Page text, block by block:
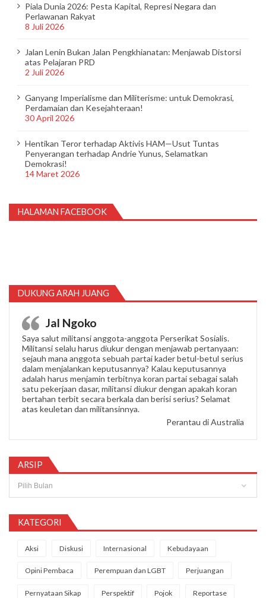
Piala Dunia 2026: Pesta Kapital, Represi Negara dan
Perlawanan Rakyat
8 Juli 2026
Jalan Lenin Bukan Jalan Pengkhianatan: Menjawab Distorsi
atas Pelajaran PRD
2 Juli 2026
Ganyang Imperialisme dan Militerisme: untuk Demokrasi,
Perdamaian dan Kesejahteraan!
30 April 2026
Hentikan Teror terhadap Aktivis HAM—Usut Tuntas
Penyerangan terhadap Andrie Yunus, Selamatkan
Demokrasi!
14 Maret 2026
HALAMAN FACEBOOK
DUKUNG ARAH JUANG
Jal Ngoko
Saya salut militansi anggota-anggota Perserikat Sosialis.
Militansi selalu harus diukur dengan menjawab pertanyaan:
sejauh mana anggota sebuah partai kader betul-betul serius
dalam menjalankan keputusannya? Kalau keputusannya
adalah harus menjamin terbitnya koran partai sebagai salah
satu pekerjaan dasar, militansi diukur dengan apakah koran
bertahan terbit secara berkala dan berisi serius? Selamat
atas keuletan dan militansinnya.
Perantau di Australia
ARSIP
KATEGORI
Aksi Diskusi Internasional Kebudayaan
Opini Pembaca Perempuan dan LGBT Perjuangan
Pernyataan Sikap Perspektif Pojok Reportase